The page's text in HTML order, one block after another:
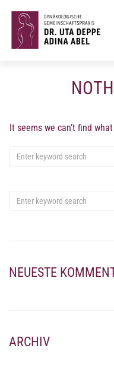
It seems we can’t find
NEUESTE
ARCHIV